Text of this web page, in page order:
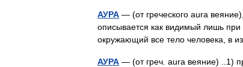
АУРА — (от греческого aura
описывается как видимый лишь
окружающий все тело человека, в
АУРА — (от греч. aura веяние) ..1)